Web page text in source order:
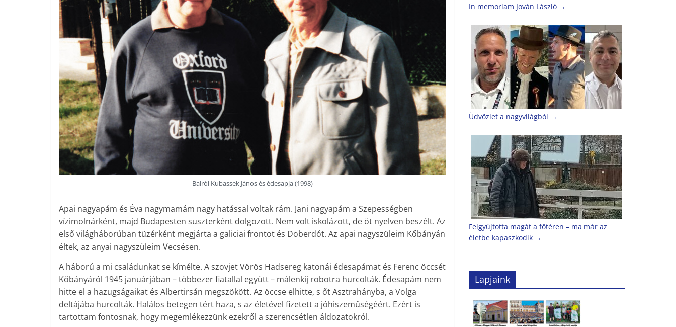
Balról Kubassek János és édesapja (1998)
Apai nagyapám és Éva nagymamám nagy hatással voltak rám. Jani nagyapám a Szepességben
vízimolnárként, majd Budapesten suszterként dolgozott. Nem volt iskolázott, de öt nyelven beszélt. Az
első világháborúban tüzérként megjárta a galiciai frontot és Doberdót. Az apai nagyszüleim Kőbányán
éltek, az anyai nagyszüleim Vecsésen.
A háború a mi családunkat se kímélte. A szovjet Vörös Hadsereg katonái édesapámat és Ferenc öccsét
Kőbányáról 1945 januárjában – többezer fiatallal együtt – málenkij robotra hurcolták. Édesapám nem
hitte el a hazugságaikat és Albertirsán megszökött. Az öccse elhitte, s őt Asztrahányba, a Volga
deltájába hurcolták. Halálos betegen tért haza, s az életével fizetett a jóhiszeműségéért. Ezért is
tartottam fontosnak, hogy megemlékezzünk ezekről a szerencsétlen áldozatokról.
In memoriam Jován László →
Üdvözlet a nagyvilágból →
Felgyújtotta magát a főtéren – ma már az
életbe kapaszkodik →
Lapjaink